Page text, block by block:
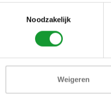
Noodzakelijk
Weigeren